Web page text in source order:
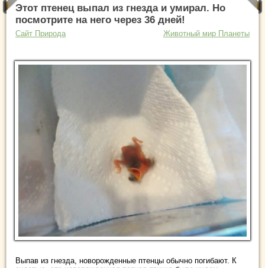
Этот птенец выпал из гнезда и умирал. Но
посмотрите на него через 36 дней!
Сайт Природа Животный мир Планеты
Выпав из гнезда, новорожденные птенцы обычно погибают. К